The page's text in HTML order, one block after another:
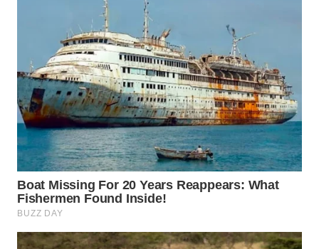
WN
BINJAI
WN
CIREBON
WN
INDRAMAYU
WN
KUNINGAN